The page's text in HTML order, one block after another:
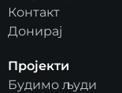
Контакт
Донирај
Пројекти
Будимо људи